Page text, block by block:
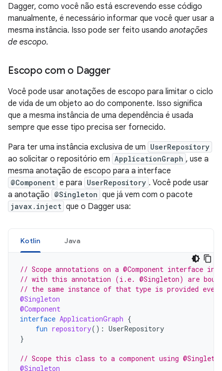
Dagger, como você não está escrevendo esse código
manualmente, é necessário informar que você quer usar a
mesma instância. Isso pode ser feito usando anotações
de escopo.
Escopo com o Dagger
Você pode usar anotações de escopo para limitar o ciclo
de vida de um objeto ao do componente. Isso significa
que a mesma instância de uma dependência é usada
sempre que esse tipo precisa ser fornecido.
Para ter uma instância exclusiva de um UserRepository
ao solicitar o repositório em ApplicationGraph , use a
mesma anotação de escopo para a interface
@Component e para UserRepository . Você pode usar
a anotação @Singleton que já vem com o pacote
javax.inject que o Dagger usa:
Kotlin Java
// Scope annotations on a @Component interface
// with this annotation (i.e. @Singleton) are
// the same instance of that type is provided
@Singleton
@Component
interface ApplicationGraph {
fun repository(): UserRepository
}
// Scope this class to a component using
@Singleton